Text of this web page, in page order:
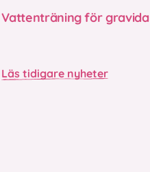
Vattenträning för gravida
Läs tidigare nyheter